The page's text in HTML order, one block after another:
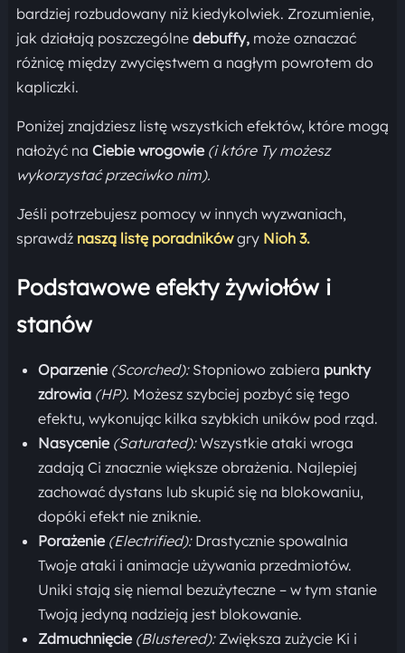
bardziej rozbudowany niż kiedykolwiek. Zrozumienie,
jak działają poszczególne debuffy,może oznaczać
różnicę między zwycięstwem a nagłym powrotem do
kapliczki.
Poniżej znajdziesz listę wszystkich efektów, które mogą
nałożyć na Ciebie wrogowie (i które Ty możesz
wykorzystać przeciwko nim).
Jeśli potrzebujesz pomocy w innych wyzwaniach,
sprawdź naszą listę poradnikówgry Nioh 3.
Podstawowe efekty żywiołów i
stanów
Oparzenie (Scorched):Stopniowo zabiera punkty
zdrowia (HP). Możesz szybciej pozbyć się tego
efektu, wykonując kilka szybkich uników pod rząd.
Nasycenie (Saturated):Wszystkie ataki wroga
zadają Ci znacznie większe obrażenia. Najlepiej
zachować dystans lub skupić się na blokowaniu,
dopóki efekt nie zniknie.
Porażenie (Electrified):Drastycznie spowalnia
Twoje ataki i animacje używania przedmiotów.
Uniki stają się niemal bezużyteczne – w tym stanie
Twoją jedyną nadzieją jest blokowanie.
Zdmuchnięcie (Blustered):Zwiększa zużycie Ki i